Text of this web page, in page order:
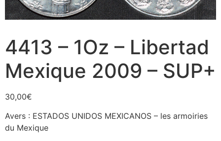
4413 – 1Oz – Libertad
Mexique 2009 – SUP+
30,00€
Avers : ESTADOS UNIDOS MEXICANOS – les armoiries
du Mexique